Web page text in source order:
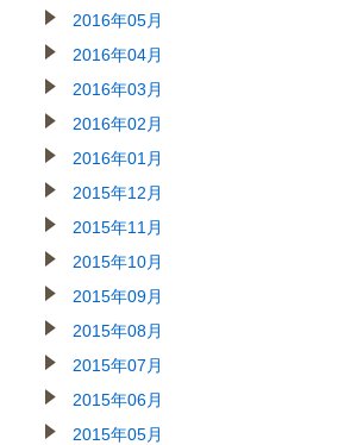
2016年05月
2016年04月
2016年03月
2016年02月
2016年01月
2015年12月
2015年11月
2015年10月
2015年09月
2015年08月
2015年07月
2015年06月
2015年05月